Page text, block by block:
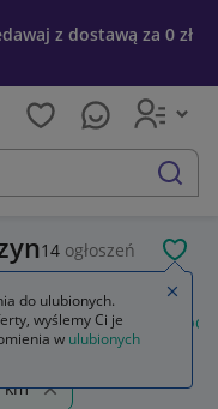
z dostawą za 0 zł
szukaj
14 ogłoszeń
spodnie męskie
km
do ulubionych.
wyślemy Ci je
w ulubionych